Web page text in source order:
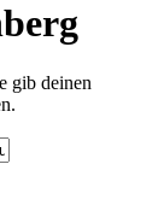
gib deinen